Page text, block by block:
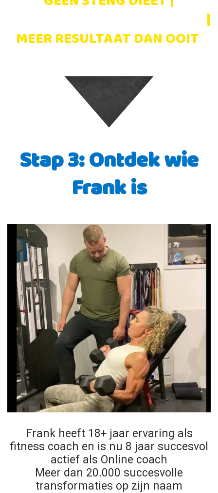
|
MEER RESULTAAT DAN OOIT
Stap 3: Ontdek wie
Frank is
Frank heeft 18+ jaar ervaring als
fitness coach en is nu 8 jaar succesvol
actief als Online coach
Meer dan 20.000 succesvolle
transformaties op zijn naam